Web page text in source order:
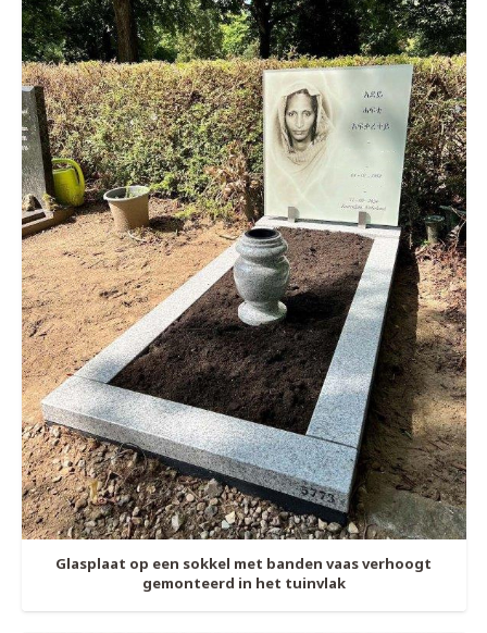
Glasplaat op een sokkel met banden vaas verhoogt
gemonteerd in het tuinvlak